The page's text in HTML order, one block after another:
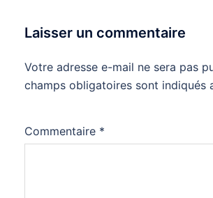
Laisser un commentaire
Votre adresse e-mail ne sera pas
champs obligatoires sont indiqués
Commentaire *